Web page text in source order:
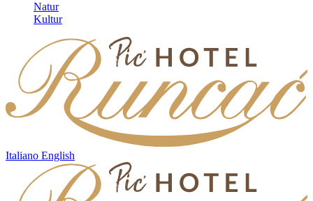
Natur
Kultur
Italiano English